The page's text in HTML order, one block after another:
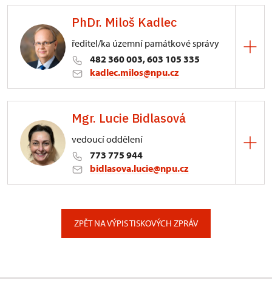
PhDr. Miloš Kadlec
ředitel/ka územní památkové správy
482 360 003, 603 105 335
kadlec.milos@npu.cz
3/, Sychrov 3
Mgr. Lucie Bidlasová
vedoucí oddělení
773 775 944
bidlasova.lucie@npu.cz
ZPĚT NA VÝPIS TISKOVÝCH ZPRÁV